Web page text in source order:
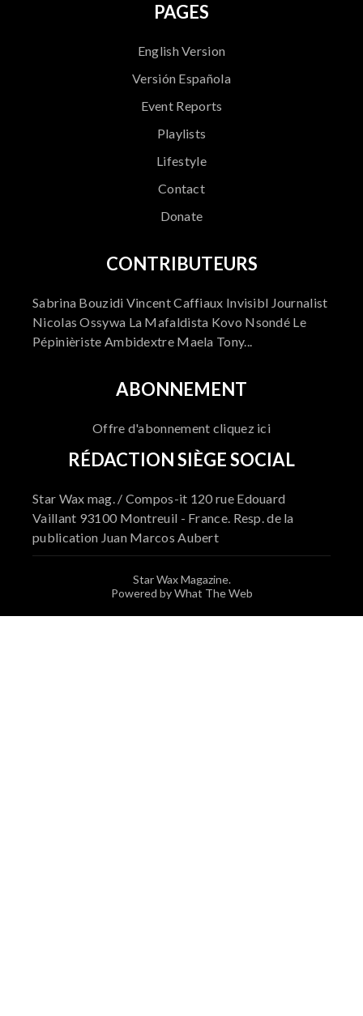
PAGES
English Version
Versión Española
Event Reports
Playlists
Lifestyle
Contact
Donate
CONTRIBUTEURS
Sabrina Bouzidi Vincent Caffiaux Invisibl Journalist
Nicolas Ossywa La Mafaldista Kovo Nsondé Le
Pépinièriste Ambidextre Maela Tony...
ABONNEMENT
Offre d'abonnement cliquez ici
RÉDACTION SIÈGE SOCIAL
Star Wax mag. / Compos-it 120 rue Edouard
Vaillant 93100 Montreuil - France. Resp. de la
publication Juan Marcos Aubert
Star Wax Magazine.
Powered by What The Web